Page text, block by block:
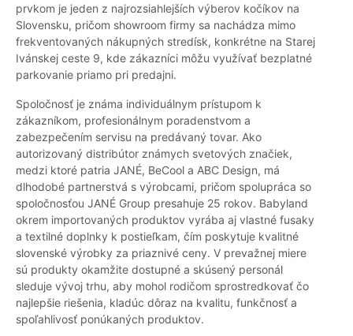
prvkom je jeden z najrozsiahlejších výberov kočíkov na
Slovensku, pričom showroom firmy sa nachádza mimo
frekventovaných nákupných stredísk, konkrétne na Starej
Ivánskej ceste 9, kde zákazníci môžu využívať bezplatné
parkovanie priamo pri predajni.
Spoločnosť je známa individuálnym prístupom k
zákazníkom, profesionálnym poradenstvom a
zabezpečením servisu na predávaný tovar. Ako
autorizovaný distribútor známych svetových značiek,
medzi ktoré patria JANÉ, BeCool a ABC Design, má
dlhodobé partnerstvá s výrobcami, pričom spolupráca so
spoločnosťou JANÉ Group presahuje 25 rokov. Babyland
okrem importovaných produktov vyrába aj vlastné fusaky
a textilné doplnky k postieľkam, čím poskytuje kvalitné
slovenské výrobky za priaznivé ceny. V prevažnej miere
sú produkty okamžite dostupné a skúsený personál
sleduje vývoj trhu, aby mohol rodičom sprostredkovať čo
najlepšie riešenia, kladúc dôraz na kvalitu, funkčnosť a
spoľahlivosť ponúkaných produktov.